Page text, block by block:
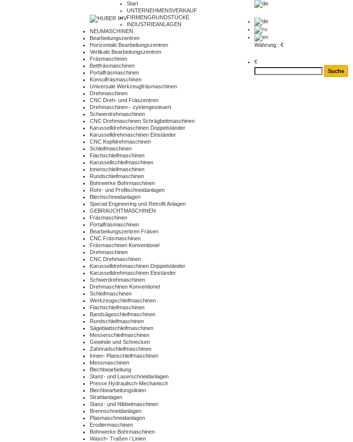
Währung : €
€
Start
UNTERNEHMENSVERKAUF
FIRMENGRUNDSTÜCKE
INDUSTRIEANLAGEN
NEUMASCHINEN
Bearbeitungszentren
Horizontale Bearbeitungszentren
Vertikale Bearbeitungszentren
Fräsmaschinen
Bettfräsmaschinen
Portalfräsmaschinen
Konsolfräsmaschinen
Universale Werkzeugfräsmaschinen
Drehmaschinen
CNC Dreh- und Fräszentren
Drehmaschinen - zyklengesteuert
Schwerdrehmaschinen
CNC Drehmaschinen Schrägbettmaschinen
Karusselldrehmaschinen Doppelständer
Karusselldrehmaschinen Einständer
CNC Kopfdrehmaschinen
Schleifmaschinen
Flachschleifmaschinen
Karussellschleifmaschinen
Innenschleifmaschinen
Rundschleifmaschinen
Bohrwerke Bohrmaschinen
Rohr- und Profilschneidanlagen
Blechschneidanlagen
Special Engineering und Retrofit Anlagen
GEBRAUCHTMASCHINEN
Fräsmaschinen
Portalfräsmaschinen
Bearbeitungszentren Fräsen
CNC Fräsmaschinen
Fräsmaschinen Konventionel
Drehmaschinen
CNC Drehmaschinen
Karusselldrehmaschinen Doppelständer
Karusselldrehmaschinen Einständer
Schwerdrehmaschinen
Drehmaschinen Konventionel
Schleifmaschinen
Werkzeugschleifmaschinen
Flachschleifmaschinen
Bandsägeschleifmaschinen
Rundschleifmaschinen
Sägeblattschleifmaschinen
Messerschleifmaschinen
Gewinde und Schnecken
Zahnradschleifmaschinen
Innen- Planschleifmaschinen
Messmaschinen
Blechbearbeitung
Stanz- und Laserschneidanlagen
Presse Hydraulisch-Mechanisch
Blechbearbeitungslinien
Strahlanlagen
Stanz- und Nibbelmaschinen
Brennschneidanlagen
Plasmaschneidanlagen
Erodiermaschinen
Bohrwerke Bohrmaschinen
Wasch- Traßen / Linien